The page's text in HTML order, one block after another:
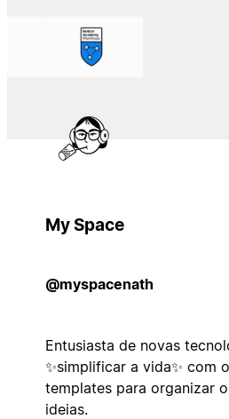
My Space
@myspacenath
Entusiasta de novas
✨simplificar a vida✨ com
templates para organizar
ideias.